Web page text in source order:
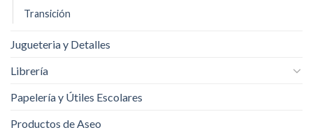
Transición
Jugueteria y Detalles
Librería
Papelería y Útiles Escolares
Productos de Aseo